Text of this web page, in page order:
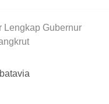
Lengkap Gubernur